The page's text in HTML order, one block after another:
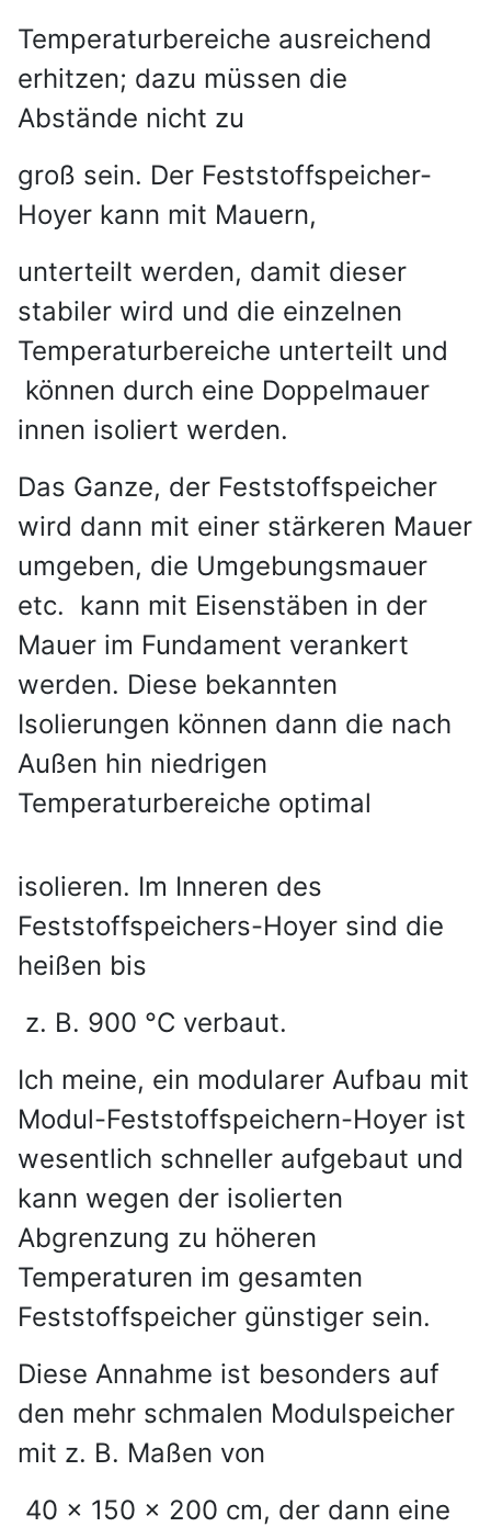
Temperaturbereiche ausreichend
erhitzen; dazu müssen die
Abstände nicht zu
groß sein. Der Feststoffspeicher-
Hoyer kann mit Mauern,
unterteilt werden, damit dieser
stabiler wird und die einzelnen
Temperaturbereiche unterteilt und
können durch eine Doppelmauer
innen isoliert werden.
Das Ganze, der Feststoffspeicher
wird dann mit einer stärkeren Mauer
umgeben, die Umgebungsmauer
etc. kann mit Eisenstäben in der
Mauer im Fundament verankert
werden. Diese bekannten
Isolierungen können dann die nach
Außen hin niedrigen
Temperaturbereiche optimal
isolieren. Im Inneren des
Feststoffspeichers-Hoyer sind die
heißen bis
z. B. 900 °C verbaut.
Ich meine, ein modularer Aufbau mit
Modul-Feststoffspeichern-Hoyer ist
wesentlich schneller aufgebaut und
kann wegen der isolierten
Abgrenzung zu höheren
Temperaturen im gesamten
Feststoffspeicher günstiger sein.
Diese Annahme ist besonders auf
den mehr schmalen Modulspeicher
mit z. B. Maßen von
40 × 150 × 200 cm, der dann eine